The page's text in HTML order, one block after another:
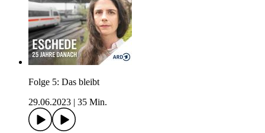
Folge 5: Das bleibt
29.06.2023
35 Min.